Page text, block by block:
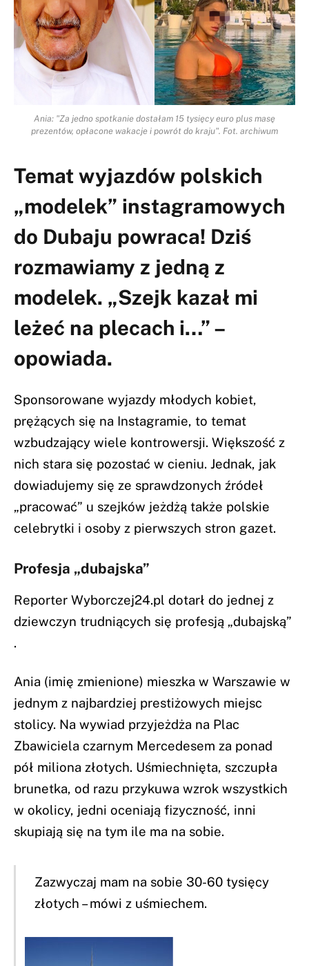
Ania: "Za jedno spotkanie dostałam 15 tysięcy euro plus masę
prezentów, opłacone wakacje i powrót do kraju". Fot. archiwum
Temat wyjazdów polskich
„modelek” instagramowych
do Dubaju powraca! Dziś
rozmawiamy z jedną z
modelek. „Szejk kazał mi
leżeć na plecach i…” –
opowiada.
Sponsorowane wyjazdy młodych kobiet,
prężących się na Instagramie, to temat
wzbudzający wiele kontrowersji. Większość z
nich stara się pozostać w cieniu. Jednak, jak
dowiadujemy się ze sprawdzonych źródeł
„pracować” u szejków jeżdżą także polskie
celebrytki i osoby z pierwszych stron gazet.
Profesja „dubajska”
Reporter Wyborczej24.pl dotarł do jednej z
dziewczyn trudniących się profesją „dubajską”
.
Ania (imię zmienione) mieszka w Warszawie w
jednym z najbardziej prestiżowych miejsc
stolicy. Na wywiad przyjeżdża na Plac
Zbawiciela czarnym Mercedesem za ponad
pół miliona złotych. Uśmiechnięta, szczupła
brunetka, od razu przykuwa wzrok wszystkich
w okolicy, jedni oceniają fizyczność, inni
skupiają się na tym ile ma na sobie.
Zazwyczaj mam na sobie 30-60 tysięcy
złotych – mówi z uśmiechem.